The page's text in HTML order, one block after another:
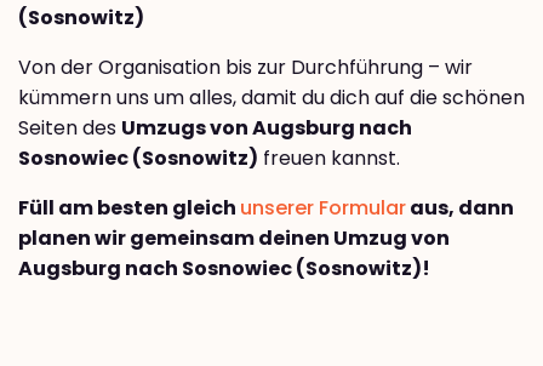
(Sosnowitz)
Von der Organisation bis zur Durchführung – wir
kümmern uns um alles, damit du dich auf die schönen
Seiten des Umzugs von Augsburg nach
Sosnowiec (Sosnowitz) freuen kannst.
Füll am besten gleich unserer Formularaus, dann
planen wir gemeinsam deinen Umzug von
Augsburg nach Sosnowiec (Sosnowitz)!